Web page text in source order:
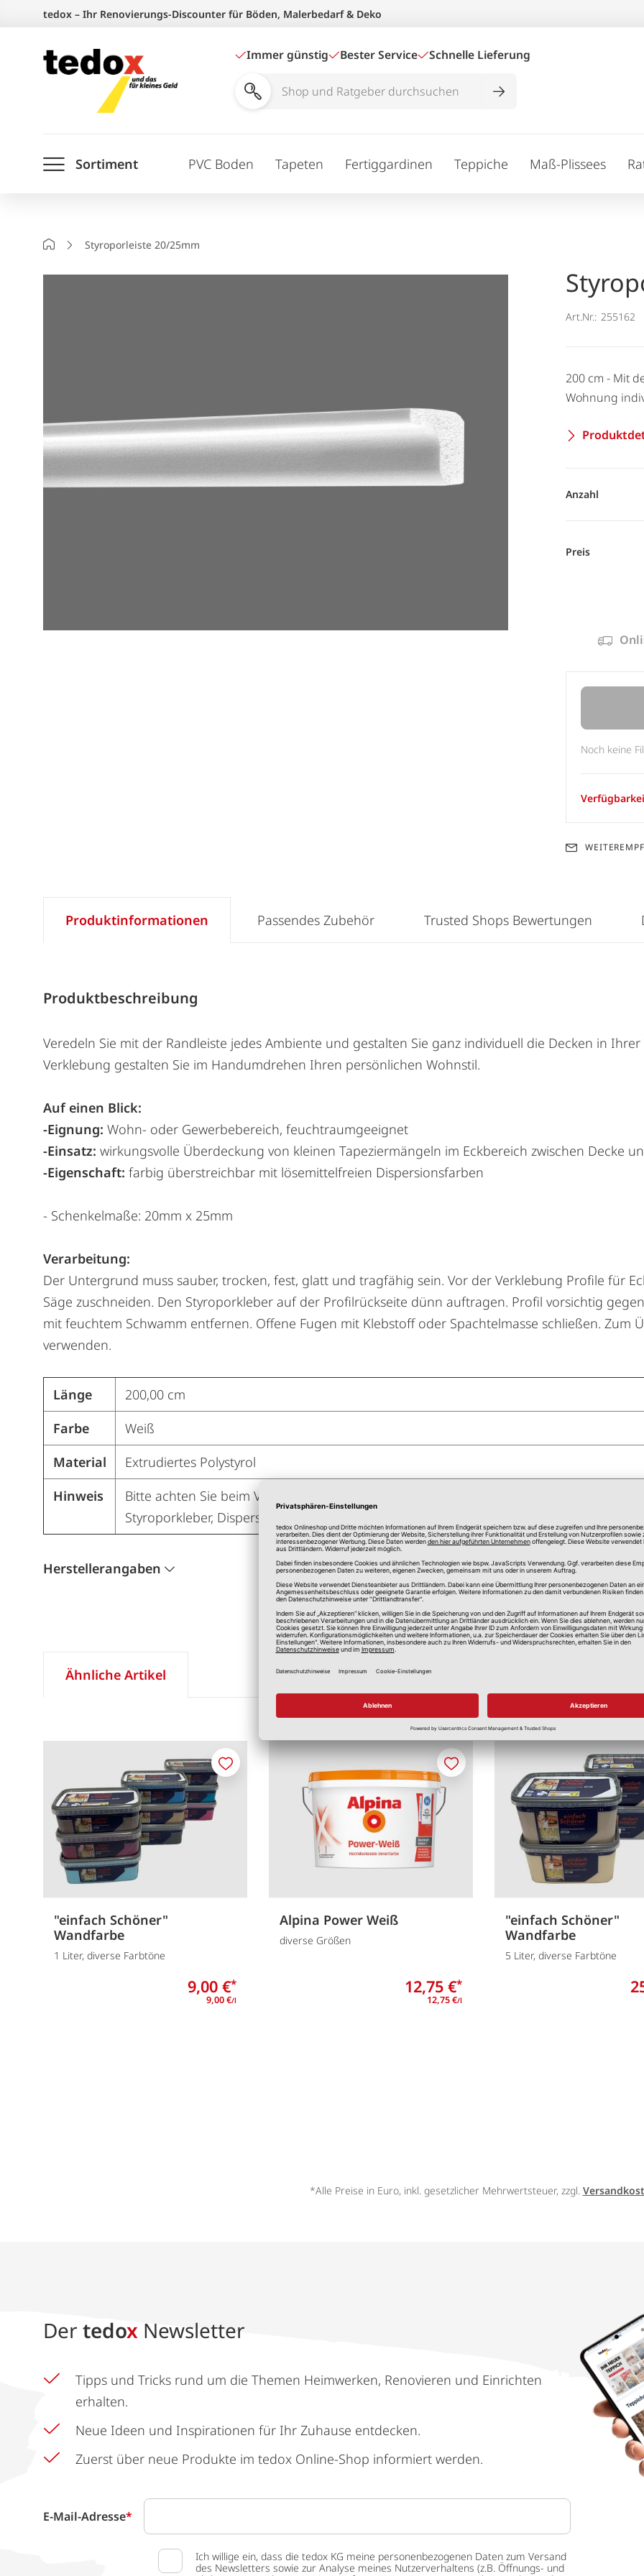
springen
tedox – Ihr Renovierungs-Discounter für Böden, Malerbedarf & Deko
Immer günstig Bester Service Schnelle Lieferung
Shop
durchsuchen
Sortiment PVC Boden Tapeten Fertiggardinen Teppiche Maß-Plissees
StartseiteStyroporleiste 20/25mm
Art.Nr.: 255162
200 cm - Mit
Wohnung
Anzahl
Preis
Noch keine
Produktinformationen
Produktbeschreibung
Veredeln Sie mit der Randleiste jedes Ambiente und gestalten Sie ganz individuell die Decken in
Verklebung gestalten Sie im Handumdrehen Ihren persönlichen Wohnstil.
Auf einen Blick:
-Eignung: Wohn- oder Gewerbebereich, feuchtraumgeeignet
-Einsatz: wirkungsvolle Überdeckung von kleinen Tapeziermängeln im Eckbereich zwischen Decke
-Eigenschaft: farbig überstreichbar mit lösemittelfreien Dispersionsfarben
- Schenkelmaße: 20mm x 25mm
Verarbeitung:
Der Untergrund muss sauber, trocken, fest, glatt und tragfähig sein. Vor der Verklebung Profile für
Säge zuschneiden. Den Styroporkleber auf der Profilrückseite dünn auftragen. Profil vorsichtig
mit feuchtem Schwamm entfernen. Offene Fugen mit Klebstoff oder Spachtelmasse schließen. Zum
verwenden.
Länge
200,00 cm
Farbe
Weiß
Material
Extrudiertes Polystyrol
Hinweis
Bitte achten Sie beim Verkleben und Auftragen von Farbe darauf, dass Sie
Styroporkleber, Dispersionsfarben und wasserbasierten Lacke sind hierfür bestens
Herstellerangaben
Passendes Zubehör Trusted Shops Bewertungen
Ähnliche Artikel
"einfach Schöner"
Wandfarbe
1 Liter, diverse Farbtöne
9,00 €*
9,00 €/l
Merken
Alpina Power Weiß
diverse Größen
12,75 €*
12,75 €/l
Merken
"einfach Schöner"
Wandfarbe
5 Liter, diverse Farbtöne
*Alle Preise in Euro, inkl. gesetzlicher Mehrwertsteuer, zzgl.
Der tedox Newsletter
Tipps und Tricks rund um die Themen Heimwerken, Renovieren und Einrichten
erhalten.
Neue Ideen und Inspirationen für Ihr Zuhause entdecken.
Zuerst über neue Produkte im tedox Online-Shop informiert werden.
E-Mail-Adresse*
Ich willige ein, dass die tedox KG meine personenbezogenen Daten zum Versand
des Newsletters sowie zur Analyse meines Nutzerverhaltens (z.B. Öffnungs- und